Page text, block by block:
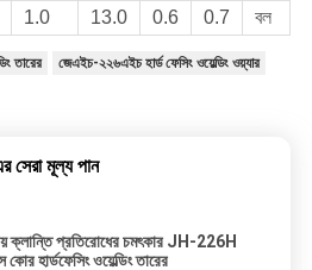
1.0 13.0 0.6 0.7 বল
তারের
জেএইচ-২২৬এইচ হার্ড ফেসিং ওয়েল্ডিং ওয়্যার
সেরা মূল্য পান
ক্লান্তি প্রতিরোধের চমৎকার JH-226H
কোর হার্ডফেসিং ওয়েল্ডিং তারের